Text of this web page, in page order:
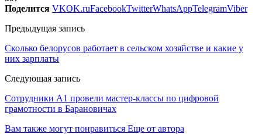
Поделится VKOK.ruFacebookTwitterWhatsAppTelegramViber
Предыдущая запись
Сколько белорусов работает в сельском хозяйстве и какие у
них зарплаты
Следующая запись
Сотрудники А1 провели мастер-классы по цифровой
грамотности в Барановичах
Вам также могут понравиться Еще от автора